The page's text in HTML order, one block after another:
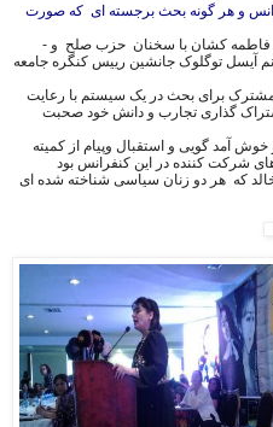
و هر گونه بحث برجسته ای که صورت
- مراسم افتتاحیه پس از خوشامد گویی توسط فاطمه کشان با سخنان حزب صلح و
آیسل توگلوک جانشین رییس کنگره جامعه
مشترک برای بحث در یک سیستم با رعایت
گذاری تجارب و دانش خود صحبت
آمد گویی و استقبال وپیام از کمیته